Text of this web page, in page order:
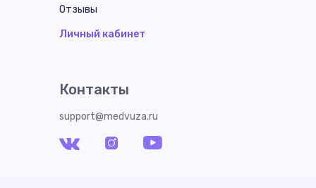
Отзывы
Личный кабинет
Контакты
support@medvuza.ru